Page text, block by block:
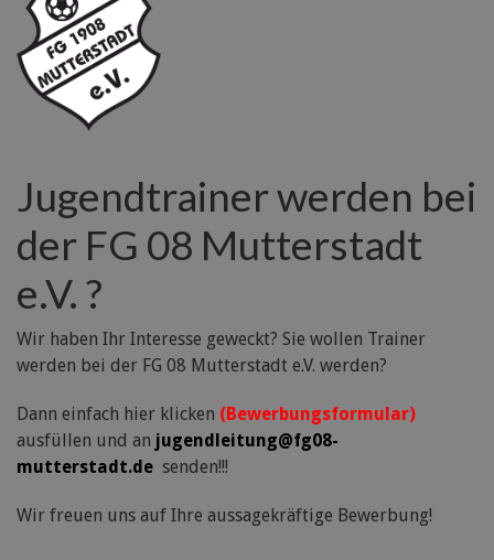
Jugendtrainer werden bei
der FG 08 Mutterstadt
e.V. ?
Wir haben Ihr Interesse geweckt? Sie wollen Trainer
werden bei der FG 08 Mutterstadt e.V. werden?
Dann einfach hier klicken (Bewerbungsformular)
ausfüllen und an jugendleitung@fg08-
mutterstadt.de senden!!!
Wir freuen uns auf Ihre aussagekräftige Bewerbung!